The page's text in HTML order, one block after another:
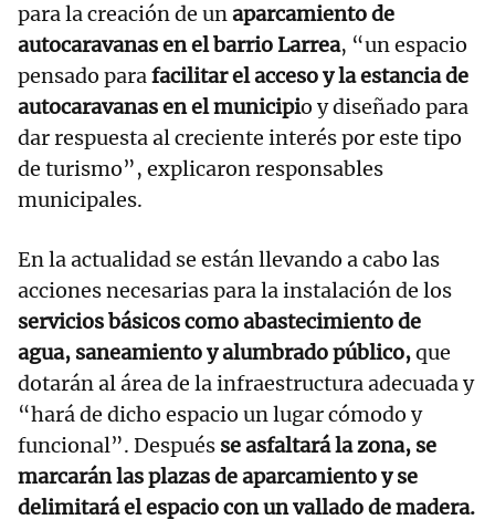
para la creación de unaparcamiento de
autocaravanas en el barrio Larrea, “un espacio
pensado parafacilitar el acceso y la estancia de
autocaravanas en el municipio y diseñado para
dar respuesta al creciente interés por este tipo
de turismo”, explicaron responsables
municipales.
En la actualidad se están llevando a cabo las
acciones necesarias para la instalación de los
servicios básicos como abastecimiento de
agua, saneamiento y alumbrado público,que
dotarán al área de la infraestructura adecuada y
“hará de dicho espacio un lugar cómodo y
funcional”. Después se asfaltará la zona, se
marcarán las plazas de aparcamiento y se
delimitará el espacio con un vallado de madera.